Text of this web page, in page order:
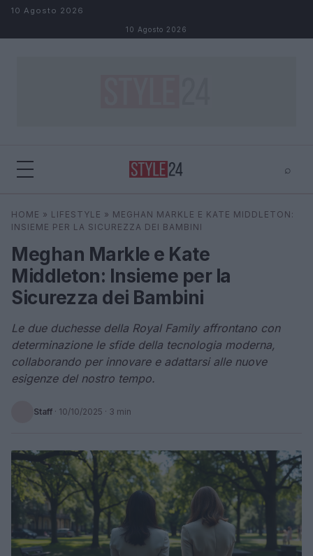
Salta al contenuto
10 Agosto 2026
10 Agosto 2026
⌕
Cerca ⌕ ×
HOME » LIFESTYLE » MEGHAN MARKLE E KATE MIDDLETON:
INSIEME PER LA SICUREZZA DEI BAMBINI
Meghan Markle e Kate
Middleton: Insieme per la
Sicurezza dei Bambini
Le due duchesse della Royal Family affrontano con
determinazione le sfide della tecnologia moderna,
collaborando per innovare e adattarsi alle nuove
esigenze del nostro tempo.
Staff · 10/10/2025 · 3 min